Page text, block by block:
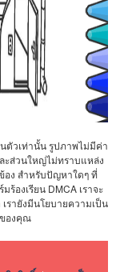
ตัวเท่านั้น รูปภาพไม่มีค่า
ะส่วนใหญ่ไม่ทราบแหล่ง
อง สำหรับปัญหาใดๆ ที่
องเรียน DMCA เราจะ
รายังมีนโยบายความเป็น
องคุณ